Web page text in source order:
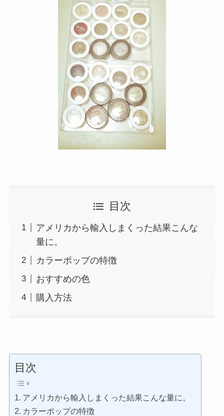
目次
アメリカから輸入しまくった結果こんな
量に。
カラーポップの特徴
おすすめの色
購入方法
目次
アメリカから輸入しまくった結果こんな量に。
カラーポップの特徴